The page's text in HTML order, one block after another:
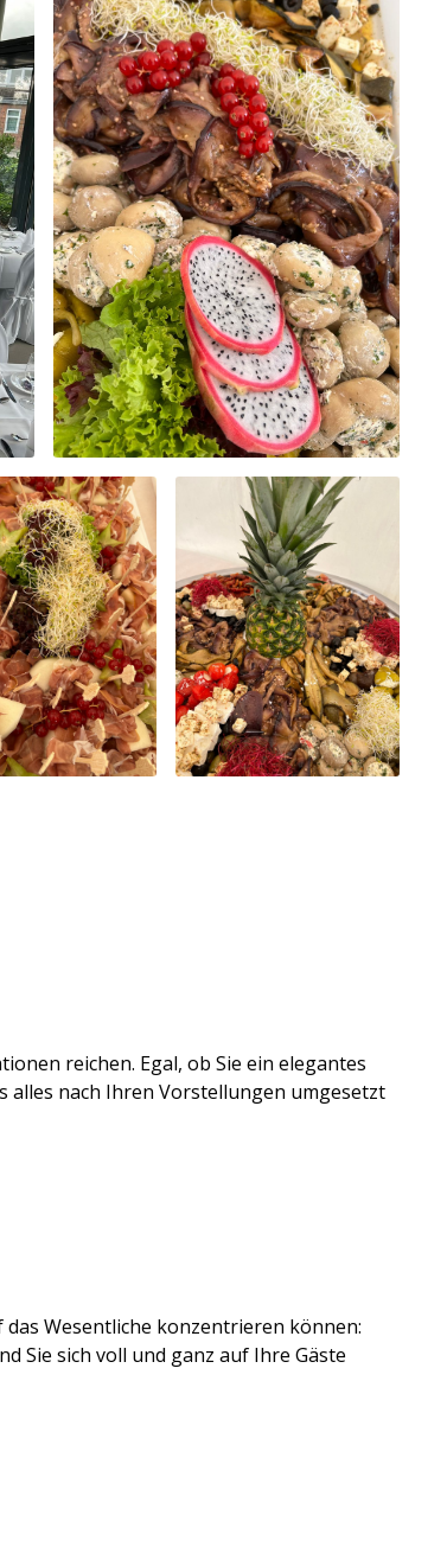
reichen. Egal, ob Sie ein elegantes
alles nach Ihren Vorstellungen umgesetzt
Wesentliche konzentrieren können:
Sie sich voll und ganz auf Ihre Gäste